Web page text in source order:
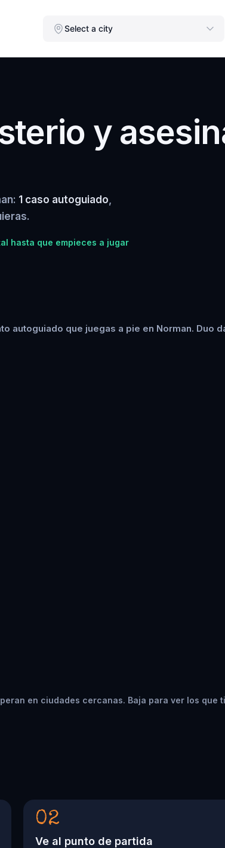
Select a city
y
1 caso autoguiado,
hasta que empieces a jugar
autoguiado que juegas a pie en Norman. Duo
en ciudades cercanas. Baja para ver los que
02
Ve al punto de partida